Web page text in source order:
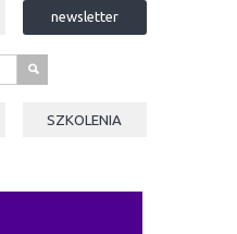
newsletter
s
SZKOLENIA